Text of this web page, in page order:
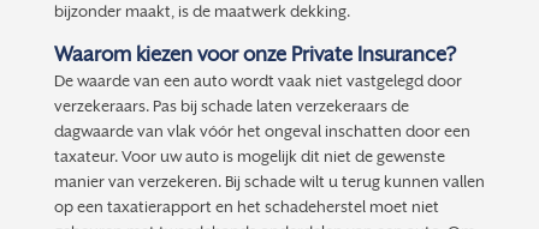
bijzonder maakt, is de maatwerk dekking.
Waarom kiezen voor onze Private Insurance?
De waarde van een auto wordt vaak niet vastgelegd door
verzekeraars. Pas bij schade laten verzekeraars de
dagwaarde van vlak vóór het ongeval inschatten door een
taxateur. Voor uw auto is mogelijk dit niet de gewenste
manier van verzekeren. Bij schade wilt u terug kunnen vallen
op een taxatierapport en het schadeherstel moet niet